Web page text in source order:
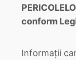
conform
Informații